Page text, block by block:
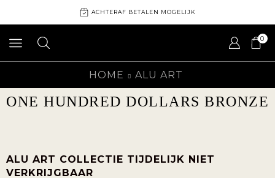
ACHTERAF BETALEN MOGELIJK
0
HOME ALU ART
ONE HUNDRED DOLLARS BRONZE
ALU ART COLLECTIE TIJDELIJK NIET
VERKRIJGBAAR